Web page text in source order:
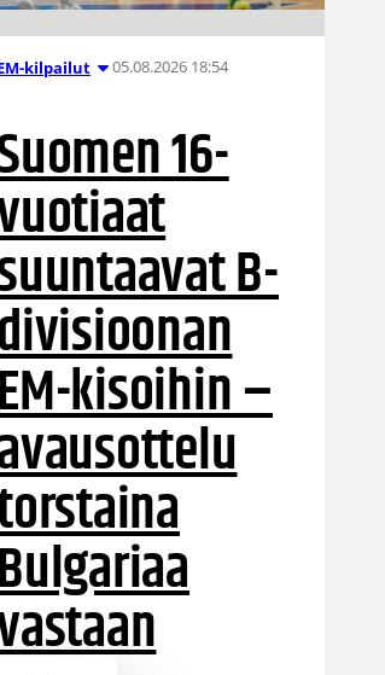
kilpailut 05.08.2026 18:54
16-
B-
kisoihin –